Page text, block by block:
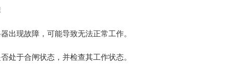
出现故障，可能导致无法正常工作。
处于合闸状态，并检查其工作状态。